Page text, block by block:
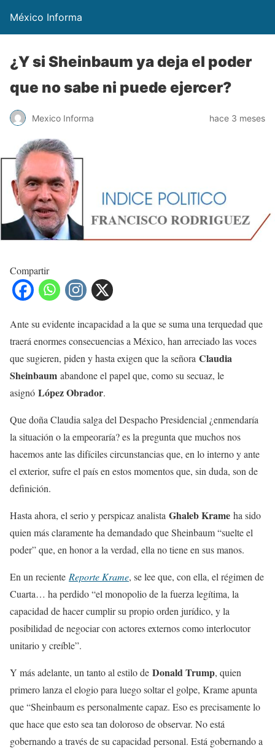
México Informa
¿Y si Sheinbaum ya deja el poder
que no sabe ni puede ejercer?
Mexico Informa hace 3 meses
Compartir
Ante su evidente incapacidad a la que se suma una terquedad que
traerá enormes consecuencias a México, han arreciado las voces
que sugieren, piden y hasta exigen que la señora Claudia
Sheinbaum abandone el papel que, como su secuaz, le
asignó López Obrador.
Que doña Claudia salga del Despacho Presidencial ¿enmendaría
la situación o la empeoraría? es la pregunta que muchos nos
hacemos ante las difíciles circunstancias que, en lo interno y ante
el exterior, sufre el país en estos momentos que, sin duda, son de
definición.
Hasta ahora, el serio y perspicaz analista Ghaleb Krame ha sido
quien más claramente ha demandado que Sheinbaum “suelte el
poder” que, en honor a la verdad, ella no tiene en sus manos.
En un reciente Reporte Krame, se lee que, con ella, el régimen de
Cuarta… ha perdido “el monopolio de la fuerza legítima, la
capacidad de hacer cumplir su propio orden jurídico, y la
posibilidad de negociar con actores externos como interlocutor
unitario y creíble”.
Y más adelante, un tanto al estilo de Donald Trump, quien
primero lanza el elogio para luego soltar el golpe, Krame apunta
que “Sheinbaum es personalmente capaz. Eso es precisamente lo
que hace que esto sea tan doloroso de observar. No está
gobernando a través de su capacidad personal. Está gobernando a